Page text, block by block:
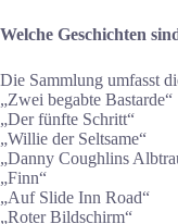
Welche Geschichten
Die Sammlung umfasst
„Zwei begabte Bastarde“
„Der fünfte Schritt“
„Willie der Seltsame“
„Danny Coughlins
„Finn“
„Auf Slide Inn Road“
„Roter Bildschirm“